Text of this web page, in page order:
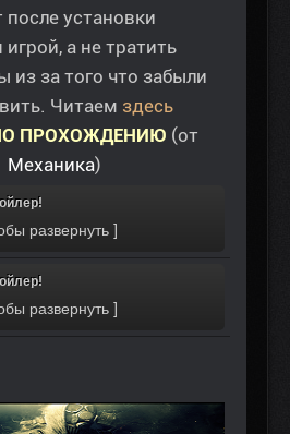
после установки
а не тратить
из за того что забыли
Читаем здесь
ПРОХОЖДЕНИЮ (от
Механика)